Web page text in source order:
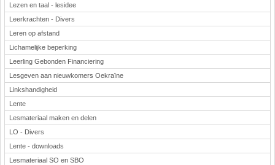
Lezen en taal - lesidee
Leerkrachten - Divers
Leren op afstand
Lichamelijke beperking
Leerling Gebonden Financiering
Lesgeven aan nieuwkomers Oekraïne
Linkshandigheid
Lente
Lesmateriaal maken en delen
LO - Divers
Lente - downloads
Lesmateriaal SO en SBO